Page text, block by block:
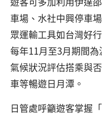
車場、水社中興停車
眾運輸工具如台灣好
每年11月至3月期間
氣候狀況評估搭乘與
車等暢遊日月潭。
日管處呼籲遊客掌握